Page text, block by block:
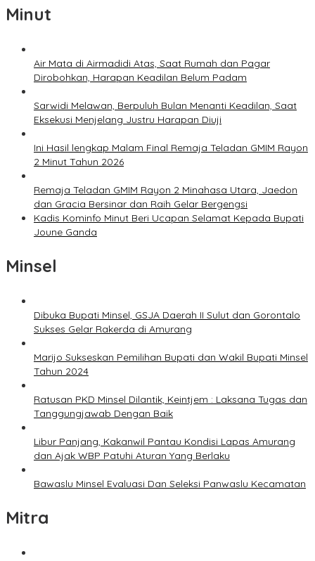
Minut
Air Mata di Airmadidi Atas, Saat Rumah dan Pagar
Dirobohkan, Harapan Keadilan Belum Padam
Sarwidi Melawan, Berpuluh Bulan Menanti Keadilan, Saat
Eksekusi Menjelang Justru Harapan Diuji
Ini Hasil lengkap Malam Final Remaja Teladan GMIM Rayon
2 Minut Tahun 2026
Remaja Teladan GMIM Rayon 2 Minahasa Utara, Jaedon
dan Gracia Bersinar dan Raih Gelar Bergengsi
Kadis Kominfo Minut Beri Ucapan Selamat Kepada Bupati
Joune Ganda
Minsel
Dibuka Bupati Minsel, GSJA Daerah II Sulut dan Gorontalo
Sukses Gelar Rakerda di Amurang
Marijo Sukseskan Pemilihan Bupati dan Wakil Bupati Minsel
Tahun 2024
Ratusan PKD Minsel Dilantik, Keintjem : Laksana Tugas dan
Tanggungjawab Dengan Baik
Libur Panjang, Kakanwil Pantau Kondisi Lapas Amurang
dan Ajak WBP Patuhi Aturan Yang Berlaku
Bawaslu Minsel Evaluasi Dan Seleksi Panwaslu Kecamatan
Mitra